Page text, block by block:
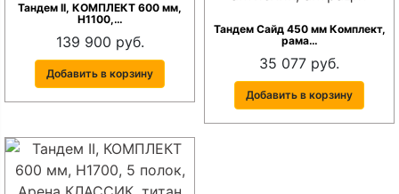
Тандем II, КОМПЛЕКТ 600 мм,
Н1100,…
139 900 руб.
Добавить в корзину
Тандем Сайд 450 мм Комплект,
рама…
35 077 руб.
Добавить в корзину